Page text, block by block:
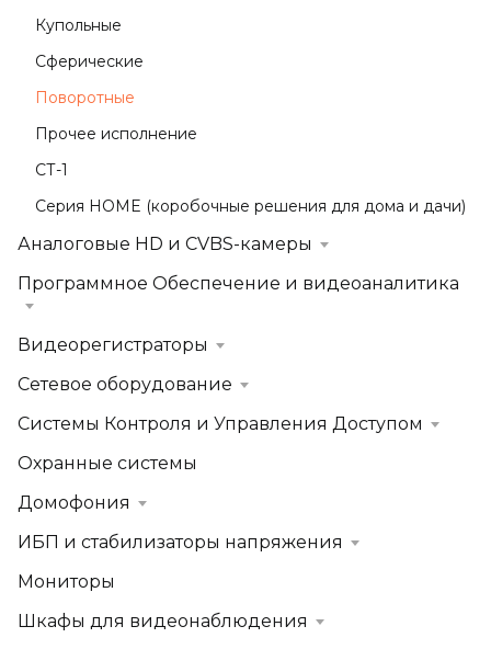
Купольные
Сферические
Поворотные
Прочее исполнение
СТ-1
Серия HOME (коробочные решения для дома и дачи)
Аналоговые HD и CVBS-камеры
Программное Обеспечение и видеоаналитика
Видеорегистраторы
Сетевое оборудование
Системы Контроля и Управления Доступом
Охранные системы
Домофония
ИБП и стабилизаторы напряжения
Мониторы
Шкафы для видеонаблюдения